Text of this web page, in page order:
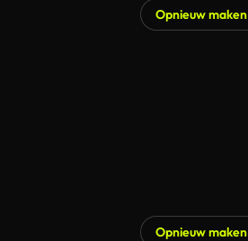
Opnieuw maken
Opnieuw maken